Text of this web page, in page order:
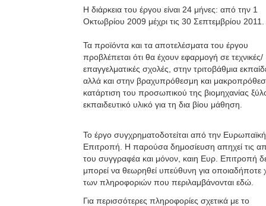
Η διάρκεια του έργου είναι 24 μήνες: από την 1
Οκτωβρίου 2009 μέχρι τις 30 Σεπτεμβρίου 2011.
Τα προϊόντα και τα αποτελέσματα του έργου
προβλέπεται ότι θα έχουν εφαρμογή σε τεχνικές/
επαγγελματικές σχολές, στην τριτοβάθμια
αλλά και στην βραχυπρόθεσμη και
κατάρτιση του προσωπικού της βιομηχανίας
εκπαιδευτικό υλικό για τη δια βίου μάθηση.
Το έργο συγχρηματοδοτείται από την Ευρωπαϊκή
Επιτροπή. Η παρούσα δημοσίευση απηχεί τις
του συγγραφέα και μόνον, καιη Ευρ. Επιτροπή
μπορεί να θεωρηθεί υπεύθυνη για οποιαδήποτε
των πληροφοριών που περιλαμβάνονται εδώ.
Για περισσότερες πληροφορίες σχετικά με το